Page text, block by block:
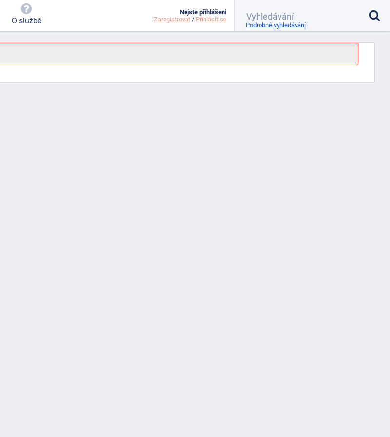
O službě
Nejste přihlášeni
Zaregistrovat / Přihlásit se
Podrobné vyhledávání